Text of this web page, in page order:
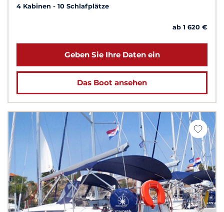
4 Kabinen
10 Schlafplätze
ab 1 620 €
Geben Sie Ihre Daten ein
Das Boot ansehen